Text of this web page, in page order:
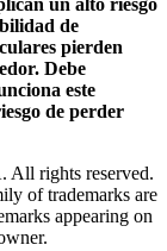
un alto riesgo
de
pierden
Debe
este
de perder
rights reserved.
of trademarks are
appearing on